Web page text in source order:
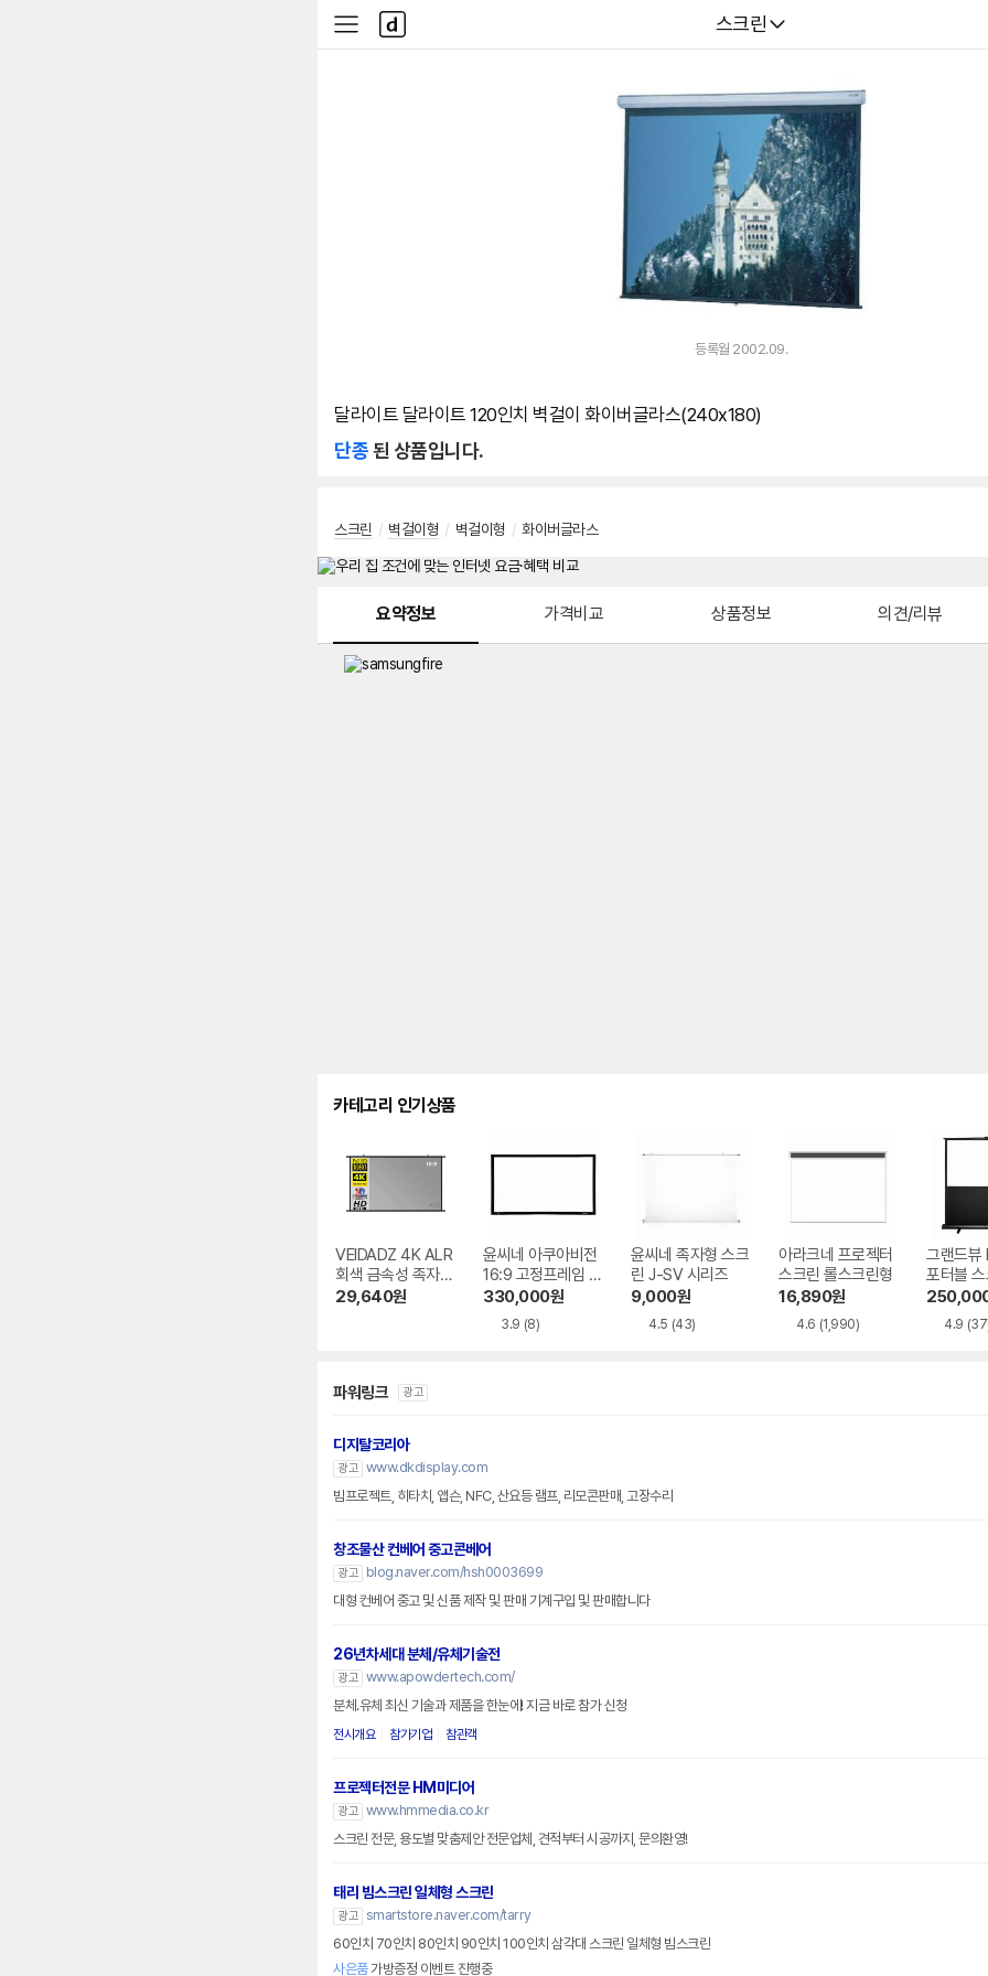
다나와
스크린
사
이
다
나
와
등록월 2002.09.
달라이트 달라이트 120인치 벽걸이 화이버글라스(240x180)
단종된 상품입니다.
스크린 / 벽걸이형 / 벽걸이형 / 화이버글라스
요약정보 가격비교 상품정보 의견/리뷰
카테고리 인기상품
VEIDADZ 4K ALR
회색 금속성 족자형
빔프로젝터 스크린
29,640원
윤씨네 아쿠아비전
16:9 고정프레임 스
크린 SA-FH 시리
즈 시네비젼원단
330,000원
3.9 (8)
윤씨네 족자형 스크
린 J-SV 시리즈
9,000원
4.5 (43)
아라크네 프로젝터
스크린 롤스크린형
16,890원
4.6 (1,990)
그랜드뷰
포터블
H 시리즈
4.9
파워링크 광고
디지탈코리아
광고 www.dkdisplay.com
빔프로젝트, 히타치, 앱슨, NFC, 산요등 램프, 리모콘판매, 고장수리
창조물산 컨베어 중고콘베어
광고
blog.naver.com/hsh0003699
대형 컨베어 중고 및 신품 제작 및 판매 기계구입 및 판매합니다
26년차세대 분체/유체기술전
광고 www.apowdertech.com/
분체.유체 최신 기술과 제품을 한눈에! 지금 바로 참가 신청
전시개요 참가기업 참관객
프로젝터전문 HM미디어
광고 www.hmmedia.co.kr
스크린 전문, 용도별 맞춤제안 전문업체, 견적부터 시공까지, 문의환영!
태리 빔스크린 일체형 스크린
광고 smartstore.naver.com/tarry
60인치 70인치 80인치 90인치 100인치 삼각대 스크린 일체형 빔스크린
사은품가방증정 이벤트 진행중